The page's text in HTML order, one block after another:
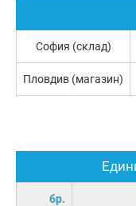
бр.
София (склад)
Пловдив (магазин)